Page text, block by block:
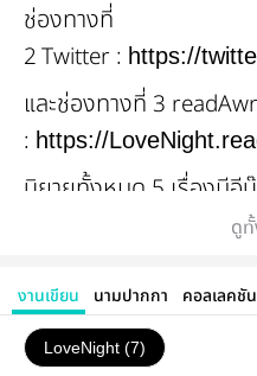
ช่องทางที่
2 Twitter : https://
และช่องทางที่ 3
: https://
นิยายทั้งหมด 5 เรื่องมีอี
รัก..
ขอฝากติดตามนิยายและเ
นะคะ
ดู
งานเขียน นามปากกา คอลเลคชัน
LoveNight (7)